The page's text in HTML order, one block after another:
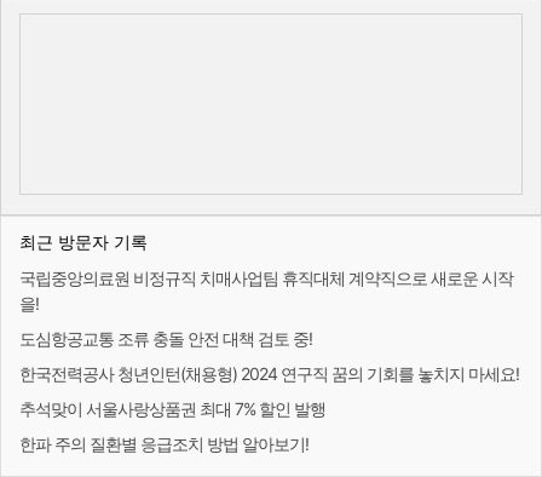
최근 방문자 기록
국립중앙의료원 비정규직 치매사업팀 휴직대체 계약직으로 새로운 시작
을!
도심항공교통 조류 충돌 안전 대책 검토 중!
한국전력공사 청년인턴(채용형) 2024 연구직 꿈의 기회를 놓치지 마세요!
추석맞이 서울사랑상품권 최대 7% 할인 발행
한파 주의 질환별 응급조치 방법 알아보기!